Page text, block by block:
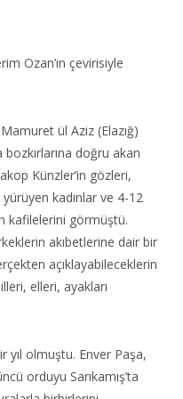
Ozan’ın çevirisiyle
ül Aziz (Elazığ)
doğru akan
Künzler’in gözleri,
kadınlar ve 4-12
kafilelerini görmüştü.
akıbetlerine dair bir
açıklayabileceklerin
elleri, ayakları
yıl olmuştu. Enver Paşa,
orduyu Sarıkamış’ta